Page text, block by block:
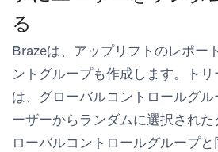
る
Brazeは、アップリフトのレポー
ントグループも作成します。ト
は、グローバルコントロールグ
ーザーからランダムに選択され
ローバルコントロールグループ